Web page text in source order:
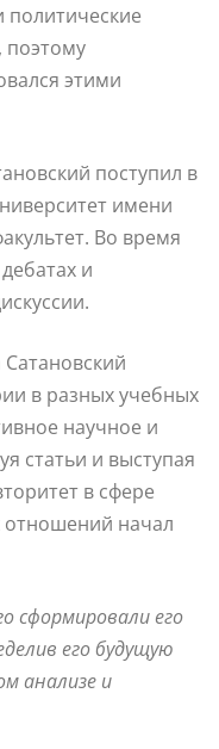
политические
поэтому
этими
поступил в
имени
Во время
и
в разных учебных
научное и
статьи и выступая
в сфере
начал
сформировали его
его будущую
анализе и